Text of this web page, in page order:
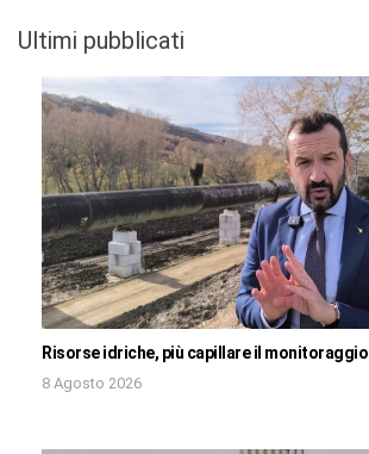
Ultimi pubblicati
Risorse idriche, più capillare il monitoraggio
8 Agosto 2026